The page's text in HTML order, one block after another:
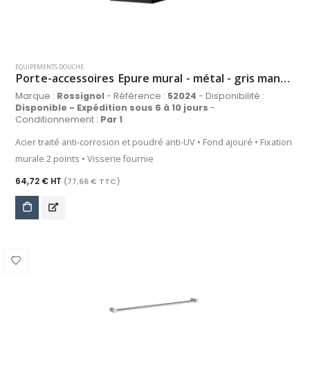
EQUIPEMENTS DOUCHE
Porte-accessoires Epure mural - métal - gris manganèse
Marque : Rossignol- Référence : 52024 - Disponibilité :
Disponible - Expédition sous 6 à 10 jours -
Conditionnement : Par 1
Acier traité anti-corrosion et poudré anti-UV • Fond ajouré • Fixation
murale 2 points • Visserie fournie
64,72 € HT (77,66 € TTC)